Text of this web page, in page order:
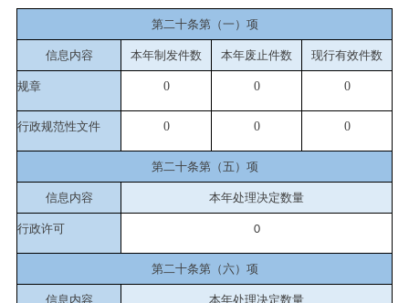
第二十条第（一）项
信息内容 本年制发件数 本年废止件数 现行有效件数
规章 0 0 0
行政规范性文件 0 0 0
第二十条第（五）项
信息内容 本年处理决定数量
行政许可 0
第二十条第（六）项
信息内容 本年处理决定数量